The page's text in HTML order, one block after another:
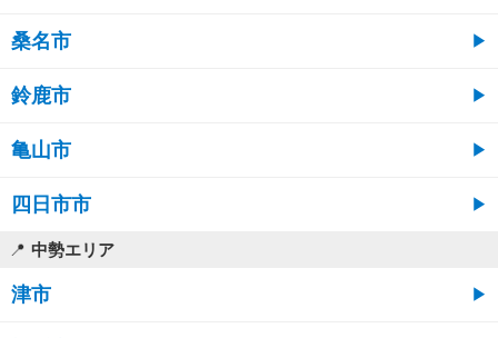
桑名市
鈴鹿市
亀山市
四日市市
中勢エリア
津市